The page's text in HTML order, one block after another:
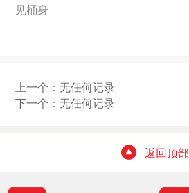
见桶身
上一个：无任何记录
下一个：无任何记录
返回顶部